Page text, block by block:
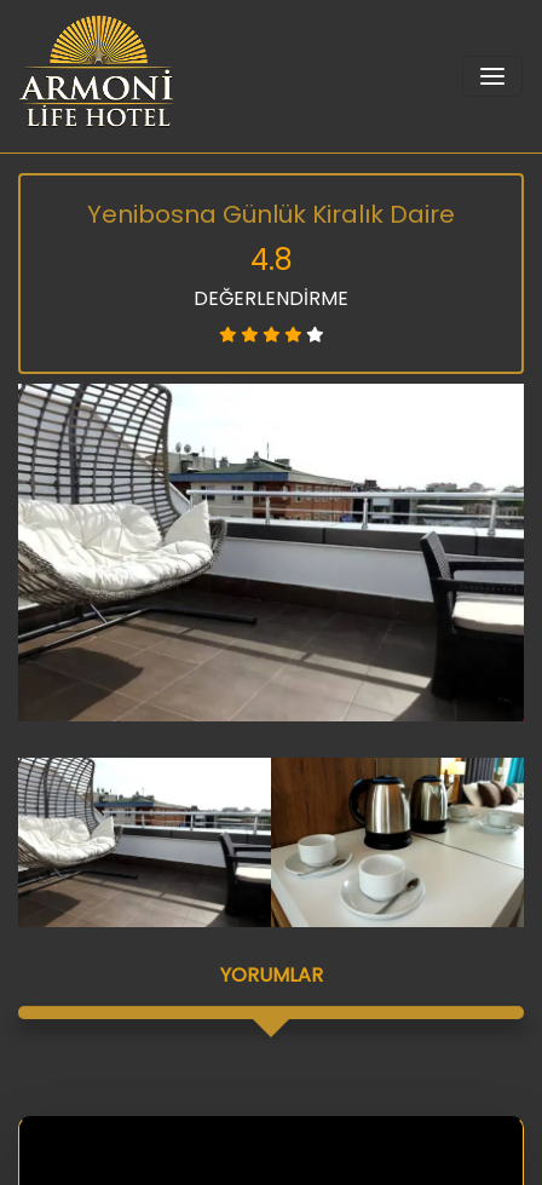
Yenibosna Günlük Kiralık Daire
4.8
DEĞERLENDİRME
YORUMLAR